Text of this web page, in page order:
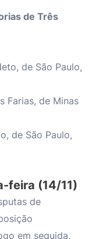
de Três
de São Paulo,
Farias, de Minas
de São Paulo,
feira (14/11)
de
em seguida,